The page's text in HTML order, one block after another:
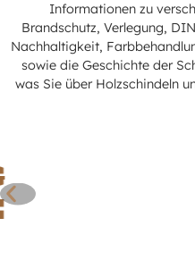
Informationen zu
Brandschutz, Verlegung,
Nachhaltigkeit,
sowie die Geschichte der
was Sie über Holzschindeln